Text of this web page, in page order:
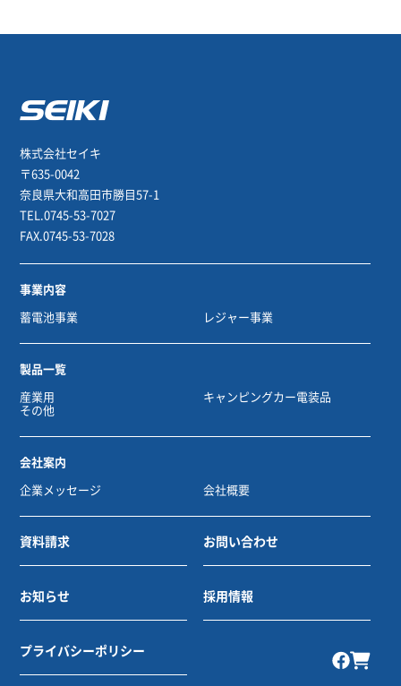
株式会社セイキ
〒635-0042
奈良県大和高田市勝目57-1
TEL.0745-53-7027
FAX.0745-53-7028
事業内容
蓄電池事業
レジャー事業
製品一覧
産業用
キャンピングカー電装品
その他
会社案内
企業メッセージ
会社概要
資料請求 お問い合わせ
お知らせ 採用情報
プライバシーポリシー